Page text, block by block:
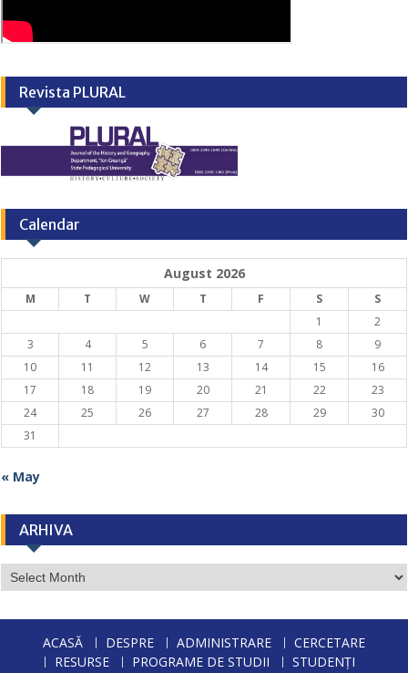
Revista PLURAL
Calendar
August 2026
M T W T F S
S
1
2
3
4 5 6 7 8
9
10
11 12 13 14 15
16
17
18 19 20 21 22
23
24
25 26 27 28 29
30
31
« May
ARHIVA
ARHIVA
ACASĂ DESPRE ADMINISTRARE
CERCETARE
RESURSE
PROGRAME DE STUDII
STUDENȚI